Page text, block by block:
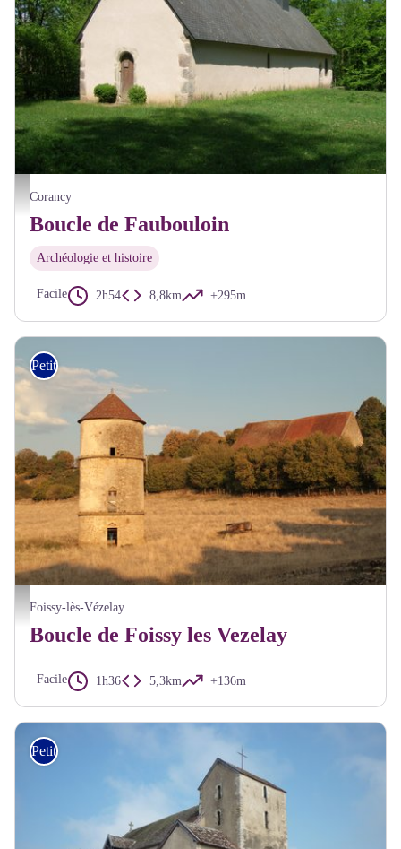
Chapelle de Faubouloin - Philippe Hoeltzel Pnr Morvan
Corancy
Boucle de Faubouloin
Archéologie et histoire
Facile 2h54 8,8km +295m
Pigeonnier de Foissy - Alain Millot Pnr Morvan
Petite Randonnée
Foissy-lès-Vézelay
Boucle de Foissy les Vezelay
Facile 1h36 5,3km +136m
Petite Randonnée